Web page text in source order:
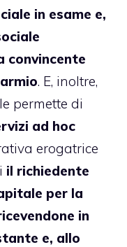
in esame e,
convincente
. E, inoltre,
permette di
ad hoc
erogatrice
il richiedente
per la
in
e, allo